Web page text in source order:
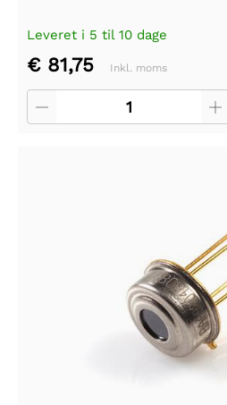
Leveret i 5 til 10 dage
€ 81,75 Inkl. moms